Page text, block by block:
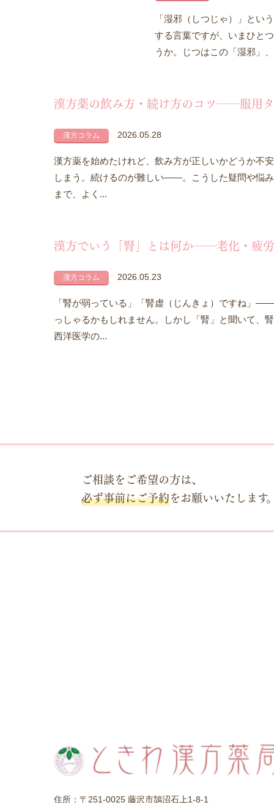
「湿邪（しつじゃ）」とい
する言葉ですが、いまひと
うか。じつはこの「湿邪」
漢方薬の飲み方・続け方のコツ――服用
漢方コラム 2026.05.28
漢方薬を始めたけれど、飲み方が正しいかどうか不
しまう。続けるのが難しい——。こうした疑問や悩
まで、よく...
漢方でいう「腎」とは何か――老化・疲
漢方コラム 2026.05.23
「腎が弱っている」「腎虚（じんきょ）ですね」
っしゃるかもしれません。しかし「腎」と聞いて、
西洋医学の...
ご相談をご希望の方は、
必ず事前にご予約をお願いいたします
住所：〒251-0025 藤沢市鵠沼石上1-8-1